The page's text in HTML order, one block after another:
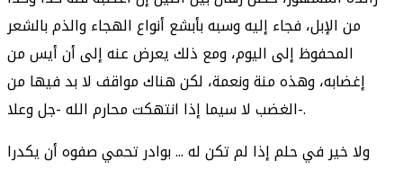
من الإبل، فجاء إليه وسبه بأبشع أنواع الهجاء والذم بالشعر
المحفوظ إلى اليوم، ومع ذلك يعرض عنه إلى أن أيس من
إغضابه، وهذه منة ونعمة، لكن هناك مواقف لا بد فيها من
الغضب لا سيما إذا انتهكت محارم الله -جل وعلا-.
ولا خير في حلم إذا لم تكن له ... بوادر تحمي صفوه أن يكدرا